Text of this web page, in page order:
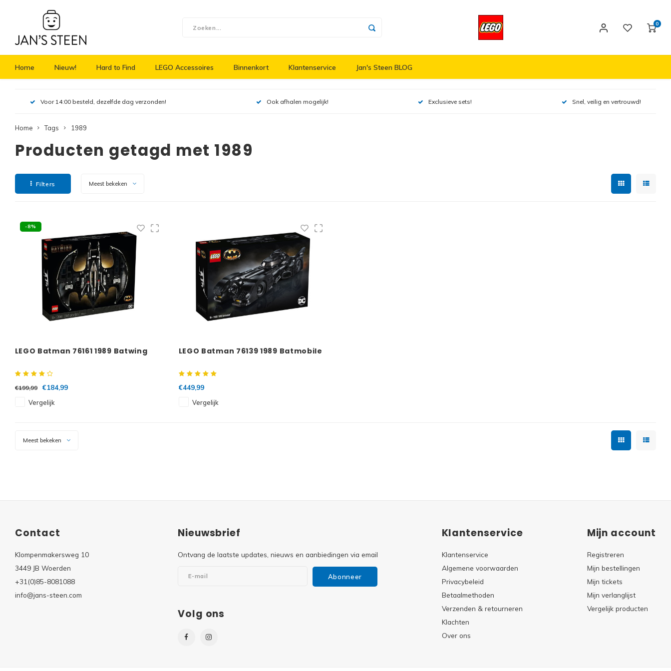
0
Home Nieuw! Hard to Find LEGO Accessoires Binnenkort Klantenservice Jan's Steen BLOG
Voor 14:00 besteld, dezelfde dag verzonden! Ook afhalen mogelijk! Exclusieve sets! Snel, veilig en vertrouwd!
Home Tags 1989
Producten getagd met 1989
Filters Meest bekeken
-8%
LEGO Batman 76161 1989 Batwing
€199,99
€184,99
Vergelijk
LEGO Batman 76139 1989 Batmobile
€449,99
Vergelijk
Meest bekeken
Contact
Klompenmakersweg 10
3449 JB Woerden
+31(0)85-8081088
info@jans-steen.com
Nieuwsbrief
Ontvang de laatste updates, nieuws en aanbiedingen via email
Abonneer
Volg ons
Klantenservice
Klantenservice
Algemene voorwaarden
Privacybeleid
Betaalmethoden
Verzenden & retourneren
Klachten
Over ons
Mijn account
Registreren
Mijn bestellingen
Mijn tickets
Mijn verlanglijst
Vergelijk producten